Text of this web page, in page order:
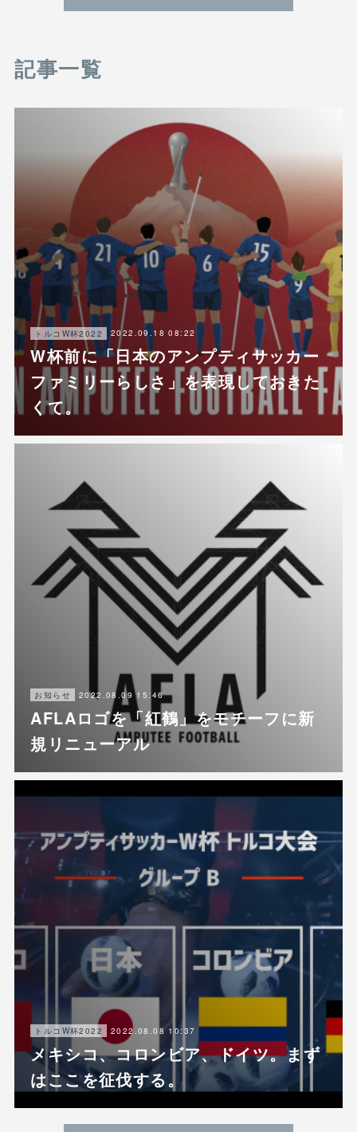
記事一覧
トルコW杯2022 2022.09.18 08:22
W杯前に「日本のアンプティサッカー
ファミリーらしさ」を表現しておきた
くて。
お知らせ 2022.08.09 15:46
AFLAロゴを「紅鶴」をモチーフに新
規リニューアル
トルコW杯2022 2022.08.08 10:37
メキシコ、コロンビア、ドイツ。まず
はここを征伐する。